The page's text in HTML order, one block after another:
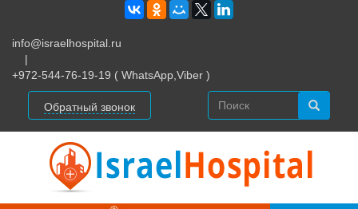
info@israelhospital.ru
|
+972-544-76-19-19 ( WhatsApp,Viber )
Обратный звонок